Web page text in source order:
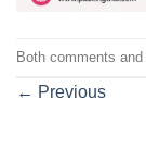
Both comments
← Previous